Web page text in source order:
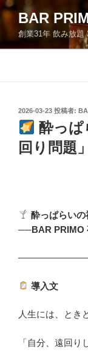
コ
ン
ン
BAR
創業31年 飲み放題
投
稿
日:
2026-03-23 投稿者:
酔っぱ
回り問題
酔っぱらいの
──BAR PRIMO
導入文
人生には、とき
「自分、遠回り